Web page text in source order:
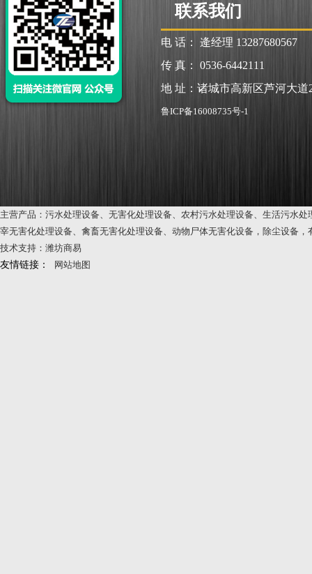
联系我们
电 话： 逄经理 13287680567
传 真： 0536-6442111
地 址：诸城市高新区芦河大道
鲁ICP备16008735号-1
主营产品：污水处理设备、无害化处理设备、农村污水处理设备、生活污水
宰无害化处理设备、禽畜无害化处理设备、动物尸体无害化设备，除尘设备，
技术支持：潍坊商易
友情链接： 网站地图